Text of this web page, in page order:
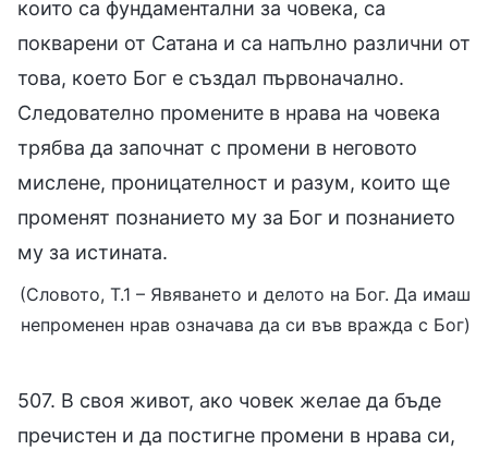
които са фундаментални за човека, са
покварени от Сатана и са напълно различни от
това, което Бог е създал първоначално.
Следователно промените в нрава на човека
трябва да започнат с промени в неговото
мислене, проницателност и разум, които ще
променят познанието му за Бог и познанието
му за истината.
(Словото, Т.1 – Явяването и делото на Бог. Да имаш
непроменен нрав означава да си във вражда с Бог)
507. В своя живот, ако човек желае да бъде
пречистен и да постигне промени в нрава си,